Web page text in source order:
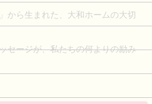
から生まれた、大和ホームの大切
セージが、私たちの何よりの励み